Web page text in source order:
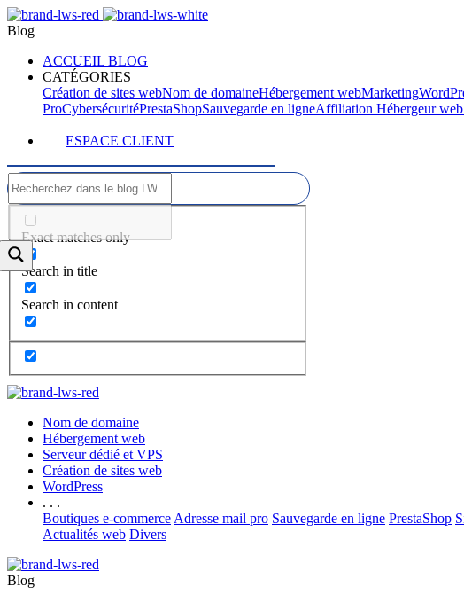
Blog
ACCUEIL BLOG
CATÉGORIES
Création de sites webNom de domaineHébergement webMarketing
ProCybersécuritéPrestaShopSauvegarde en ligneAffiliation Hébergeur web
ESPACE CLIENT
Exact matches only
Search in title
Search in content
Nom de domaine
Hébergement web
Serveur dédié et VPS
Création de sites web
WordPress
. . .
Boutiques e-commerce Adresse mail pro Sauvegarde en ligne PrestaShop
Actualités web Divers
Blog